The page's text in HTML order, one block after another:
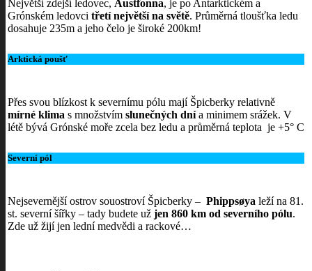
Největší zdejší ledovec, Austfonna, je po Antarktickém a
Grónském ledovci třetí největší na světě. Průměrná tloušťka ledu
dosahuje 235m a jeho čelo je široké 200km!
Arktická poušť
Přes svou blízkost k severnímu pólu mají Špicberky relativně
mírné klima s množstvím slunečných dnía minimem srážek. V
létě bývá Grónské moře zcela bez ledu a průměrná teplota je +5° C
Severní pól
Nejsevernější ostrov souostroví Špicberky – Phippsøya leží na 81.
st. severní šířky – tady budete už jen 860 km od severního pólu.
Zde už žijí jen lední medvědi a rackové…